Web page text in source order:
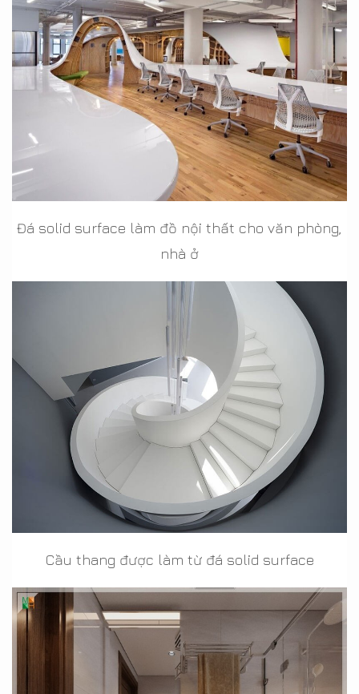
Đá solid surface làm đồ nội thất cho văn phòng,
nhà ở
Cầu thang được làm từ đá solid surface